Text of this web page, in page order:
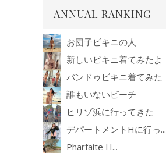
ANNUAL RANKING
お団子ビキニの人
新しいビキニ着てみたよ
バンドゥビキニ着てみた
誰もいないビーチ
ヒリゾ浜に行ってきた
デパートメントHに行っ...
Pharfaite H...